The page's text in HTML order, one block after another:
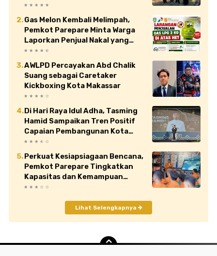
di Cibubur
Gas Melon Kembali Melimpah,
Pemkot Parepare Minta Warga
Laporkan Penjual Nakal yang
Jual di Atas HET
AWLPD Percayakan Abd Chalik
Suang sebagai Caretaker
Kickboxing Kota Makassar
Di Hari Raya Idul Adha, Tasming
Hamid Sampaikan Tren Positif
Capaian Pembangunan Kota
Parepare
Perkuat Kesiapsiagaan Bencana,
Pemkot Parepare Tingkatkan
Kapasitas dan Kemampuan
Manajerial TRC BPBD
Lihat Selengkapnya